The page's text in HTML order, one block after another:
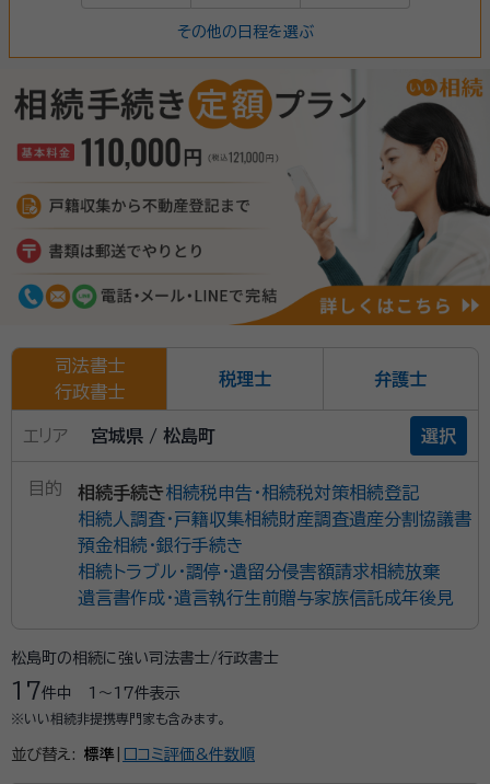
その他の日程を選ぶ
司法書士
行政書士
税理士 弁護士
エリア 宮城県 / 松島町 選択
目的 相続手続き相続税申告・相続税対策相続登記
相続人調査・戸籍収集相続財産調査遺産分割協議書
預金相続・銀行手続き
相続トラブル・調停・遺留分侵害額請求相続放棄
遺言書作成・遺言執行生前贈与家族信託成年後見
松島町の相続に強い司法書士/行政書士
17件中 1〜17件表示
※いい相続非提携専門家も含みます。
並び替え: 標準 口コミ評価&件数順